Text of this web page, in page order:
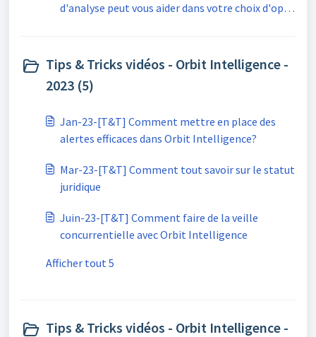
d'analyse peut vous aider dans votre choix d'opt
Tips & Tricks vidéos - Orbit Intelligence -
2023 (5)
Jan-23-[T&T] Comment mettre en place des
alertes efficaces dans Orbit Intelligence?
Mar-23-[T&T] Comment tout savoir sur le statut
juridique
Juin-23-[T&T] Comment faire de la veille
concurrentielle avec Orbit Intelligence
Afficher tout 5
Tips & Tricks vidéos - Orbit Intelligence -